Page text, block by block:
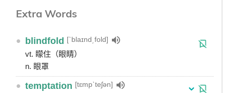
Extra Words
● blindfold [ˋblaɪnd͵fold]
vt. 矇住（眼睛）
n. 眼罩
● temptation [tɛmpˋteʃən]